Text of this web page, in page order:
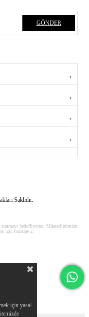
GÖNDER
Saklıdır.
sunmayı hedefliyoruz. Müşterilerimize
için buradayız.
için yasal